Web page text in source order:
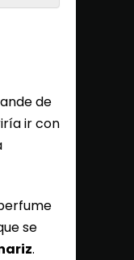
de
ir con
se
.